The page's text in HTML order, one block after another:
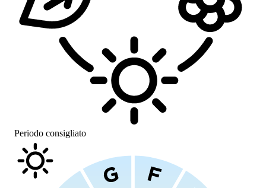
Periodo consigliato